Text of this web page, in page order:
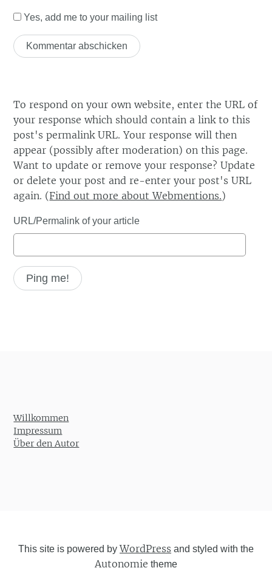
Yes, add me to your mailing list
To respond on your own website, enter the URL of
your response which should contain a link to this
post's permalink URL. Your response will then
appear (possibly after moderation) on this page.
Want to update or remove your response? Update
or delete your post and re-enter your post's URL
again. (Find out more about Webmentions.)
URL/Permalink of your article
Willkommen
Impressum
Über den Autor
This site is powered byWordPress and styled with the
Autonomie theme